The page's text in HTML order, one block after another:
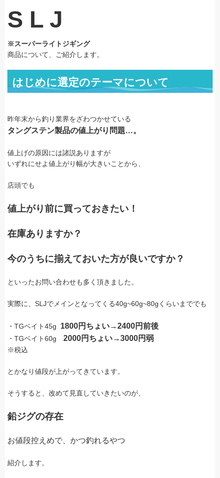
S L J
※スーパーライトジギング
商品について、ご紹介します。
はじめに選定のテーマについて
昨年末から釣り業界をざわつかせている
タングステン製品の値上がり問題…。
値上げの原因には諸説ありますが
いずれにせよ値上がり幅が大きいことから、
店頭でも
値上がり前に買っておきたい！
在庫ありますか？
今のうちに揃えておいた方が良いですか？
といったお問い合わせも多く頂きました。
実際に、SLJでメインとなってくる40g~60g~80gくらいまででも
・TGベイト45g 1800円ちょい→2400円前後
・TGベイト60g 2000円ちょい→3000円弱
※税込
とかなり値段が上がってきています。
そうすると、改めて見直していきたいのが、
鉛ジグの存在
お値段控えめで、かつ釣れるやつ
紹介します。